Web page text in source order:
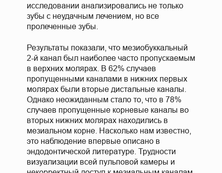
исследовании анализировались не только
зубы с неудачным лечением, но все
пролеченные зубы.
Результаты показали, что мезиобуккальный
2-й канал был наиболее часто пропускаемым
в верхних молярах. В 62% случаев
пропущенными каналами в нижних первых
молярах были вторые дистальные каналы.
Однако неожиданным стало то, что в 78%
случаев пропущенные корневые каналы во
вторых нижних молярах находились в
мезиальном корне. Насколько нам известно,
это наблюдение впервые описано в
эндодонтической литературе. Трудности
визуализации всей пульповой камеры и